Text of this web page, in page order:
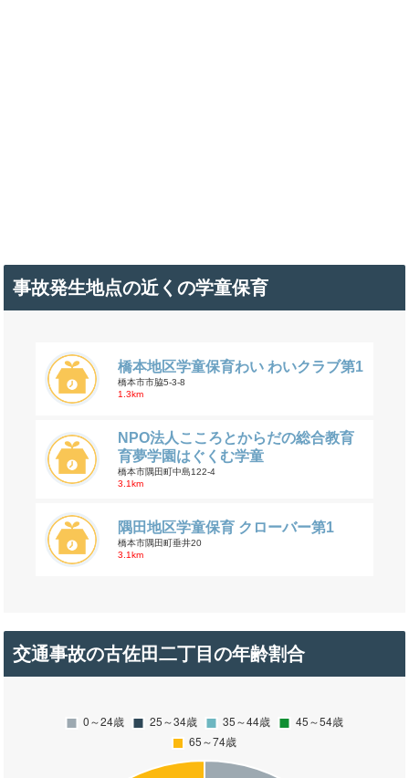
事故発生地点の近くの学童保育
橋本地区学童保育わい わいクラブ第1
橋本市市脇5-3-8
1.3km
NPO法人こころとからだの総合教育
育夢学園はぐくむ学童
橋本市隅田町中島122-4
3.1km
隅田地区学童保育 クローバー第1
橋本市隅田町垂井20
3.1km
交通事故の古佐田二丁目の年齢割合